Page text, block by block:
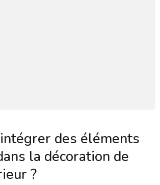
des éléments
la décoration de
?